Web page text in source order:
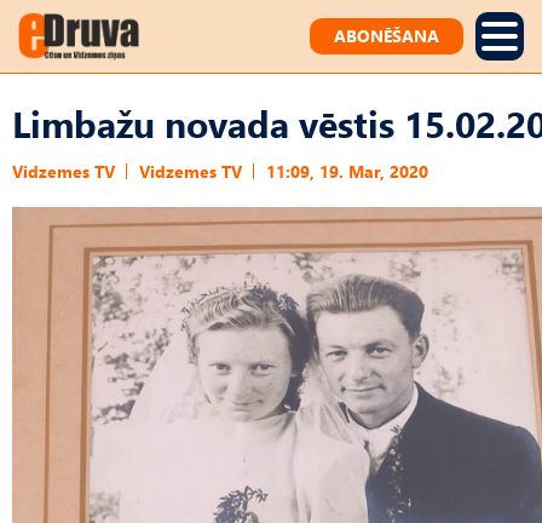
ABONĒŠANA
Limbažu novada vēstis
Vidzemes TV Vidzemes TV 11:09, 19. Mar, 2020